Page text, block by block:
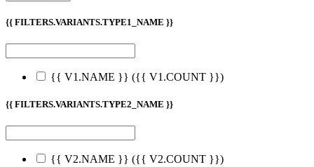
{{ FILTERS.VARIANTS.TYPE1_NAME }}
{{ V1.NAME }} ({{ V1.COUNT }})
{{ FILTERS.VARIANTS.TYPE2_NAME }}
{{ V2.NAME }} ({{ V2.COUNT }})